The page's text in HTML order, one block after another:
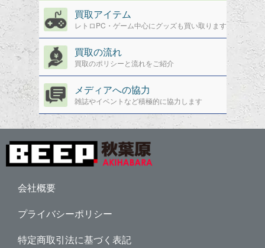
買取アイテム
レトロPC・ゲーム中心にグッズも買い取ります
買取の流れ
買取のポリシーと流れをご紹介
メディアへの協力
雑誌やイベントなど積極的に協力します
会社概要
プライバシーポリシー
特定商取引法に基づく表記